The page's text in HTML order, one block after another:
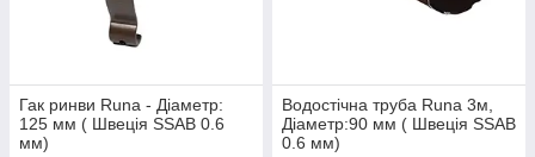
Гак ринви Runa - Діаметр:
125 мм ( Швеція SSAB 0.6
мм)
Водостічна труба Runa 3м,
Діаметр:90 мм ( Швеція SSAB
0.6 мм)